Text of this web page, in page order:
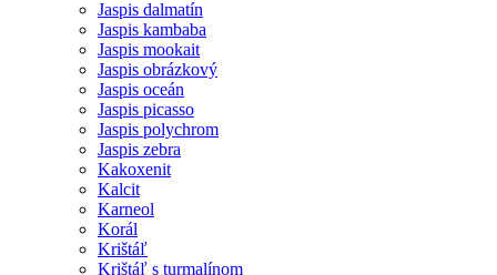
Jaspis dalmatín
Jaspis kambaba
Jaspis mookait
Jaspis obrázkový
Jaspis oceán
Jaspis picasso
Jaspis polychrom
Jaspis zebra
Kakoxenit
Kalcit
Karneol
Korál
Krištáľ
Krištáľ s turmalínom